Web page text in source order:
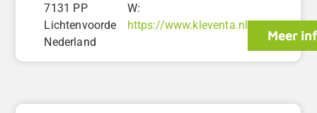
7131 PP
Lichtenvoorde
Nederland
W:
https://www.kleventa.nl
Meer